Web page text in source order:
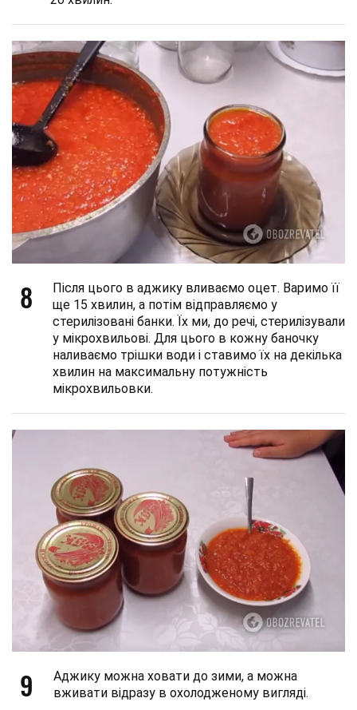
8
Після цього в аджику вливаємо оцет. Варимо її
ще 15 хвилин, а потім відправляємо у
стерилізовані банки. Їх ми, до речі, стерилізували
у мікрохвильові. Для цього в кожну баночку
наливаємо трішки води і ставимо їх на декілька
хвилин на максимальну потужність
мікрохвильовки.
9
Аджику можна ховати до зими, а можна
вживати відразу в охолодженому вигляді.